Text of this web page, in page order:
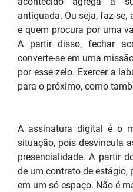
antiquada. Ou seja, faz-
e quem procura por uma
A partir disso, fechar
converte-se em uma
por esse zelo. Exercer a
para o próximo, como
A assinatura digital é o
situação, pois desvincula
presencialidade. A partir
de um contrato de estágio,
em um só espaço. Não é